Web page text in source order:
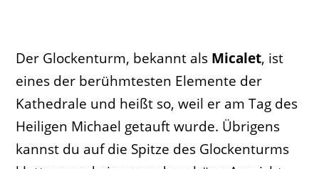
Der Glockenturm, bekannt als Micalet, ist
eines der berühmtesten Elemente der
Kathedrale und heißt so, weil er am Tag des
Heiligen Michael getauft wurde. Übrigens
kannst du auf die Spitze des Glockenturms